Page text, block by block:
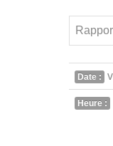
Date :
Heure :